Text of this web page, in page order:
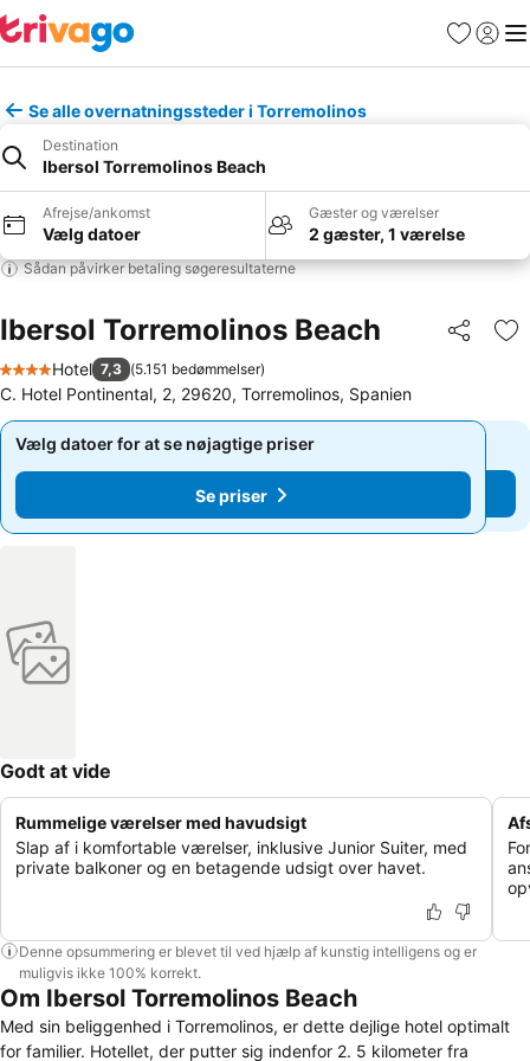
Favoritter
Log ind
Se alle overnatningssteder i Torremolinos
Destination
Ibersol Torremolinos Beach
Afrejse/ankomst
Vælg datoer
Gæster og værelser
2 gæster, 1 værelse
Sådan påvirker betaling søgeresultaterne
Ibersol Torremolinos Beach Del
4 Stjerner
Hotel 7,3 (5.151 bedømmelser)
C. Hotel Pontinental, 2, 29620, Torremolinos, Spanien
Vælg datoer for at se nøjagtige priser
Se priser
Vælg datoer for at se nøjagtige priser
Se priser
Godt at vide
Rummelige værelser med havudsigt
Slap af i komfortable værelser, inklusive Junior Suiter, med
private balkoner og en betagende udsigt over havet.
Denne opsummering er blevet til ved hjælp af kunstig intelligens og er
muligvis ikke 100% korrekt.
Om Ibersol Torremolinos Beach
Med sin beliggenhed i Torremolinos, er dette dejlige hotel optimalt
for familier. Hotellet, der putter sig indenfor 2. 5 kilometer fra